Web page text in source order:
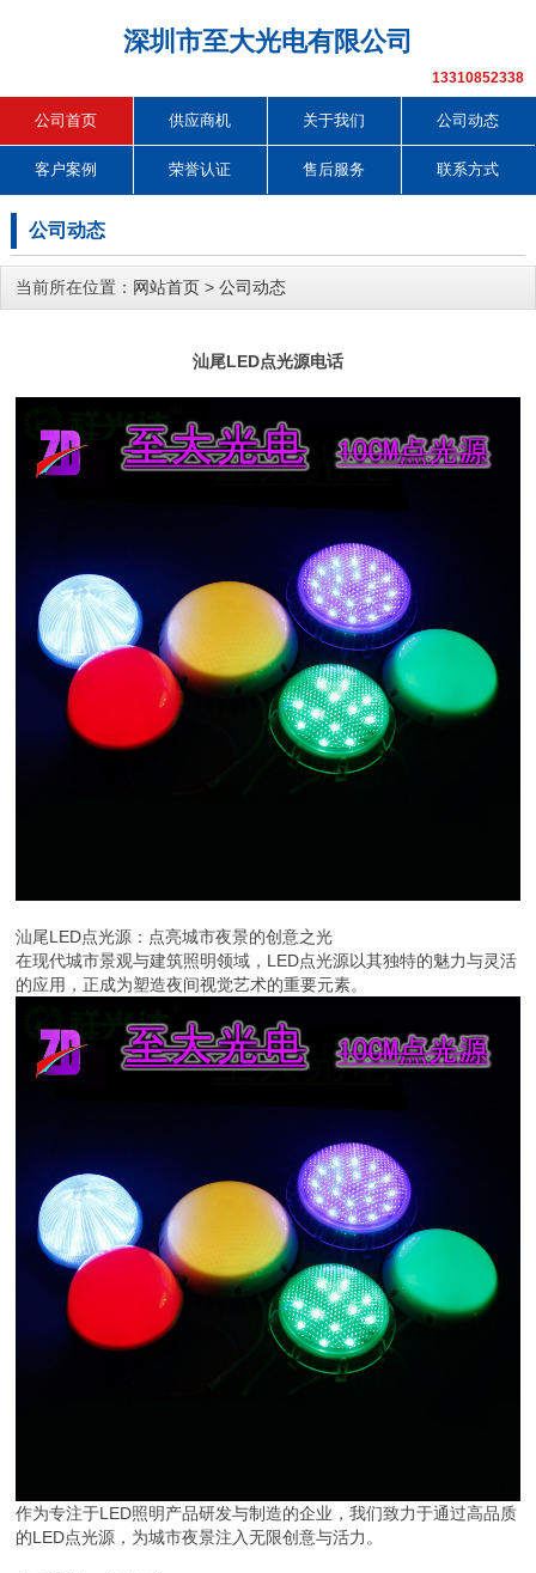
深圳市至大光电有限公司
13310852338
公司首页 供应商机 关于我们 公司动态
客户案例 荣誉认证 售后服务 联系方式
公司动态
当前所在位置： 网站首页 > 公司动态
汕尾LED点光源电话
汕尾LED点光源：点亮城市夜景的创意之光
在现代城市景观与建筑照明领域，LED点光源以其独特的魅力与灵活
的应用，正成为塑造夜间视觉艺术的重要元素。
作为专注于LED照明产品研发与制造的企业，我们致力于通过高品质
的LED点光源，为城市夜景注入无限创意与活力。